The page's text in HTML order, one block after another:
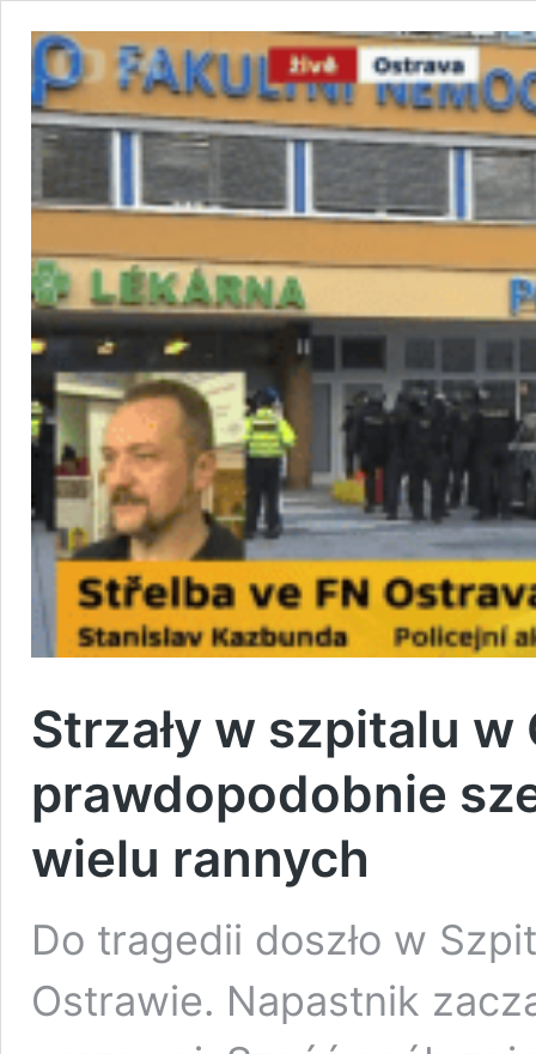
Strzały w szpitalu w
prawdopodobnie
wielu rannych
Do tragedii doszło w
Ostrawie. Napastnik